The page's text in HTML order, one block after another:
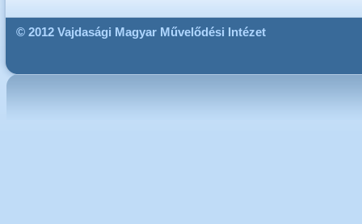
© 2012 Vajdasági Magyar Művelődési Intézet